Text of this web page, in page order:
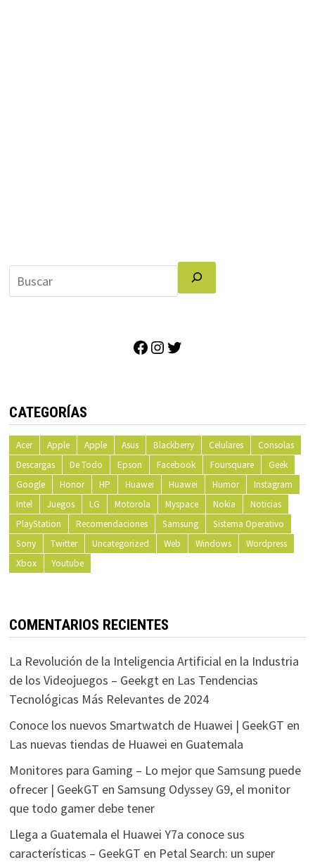
Facebook
Instagram
CATEGORÍAS
Acer Apple Apple Asus Blackberry Celulares
Consolas
Descargas
De Todo Epson Facebook Foursquare
Geek
Google
Honor HP Huawei Huawei Humor
Instagram
Intel
Juegos LG Motorola Myspace Nokia
Noticias
PlayStation
Recomendaciones Samsung
Sistema Operativo
Sony
Twitter Uncategorized Web Windows
Wordpress
Xbox
Youtube
COMENTARIOS RECIENTES
La Revolución de la Inteligencia Artificial en la Industria
de los Videojuegos – Geekgten Las Tendencias
Tecnológicas Más Relevantes de 2024
Conoce los nuevos Smartwatch de Huawei | GeekGT en
Las nuevas tiendas de Huawei en Guatemala
Monitores para Gaming – Lo mejor que Samsung puede
ofrecer | GeekGT en Samsung Odyssey G9, el monitor
que todo gamer debe tener
Llega a Guatemala el Huawei Y7a conoce sus
características – GeekGT en Petal Search: un super